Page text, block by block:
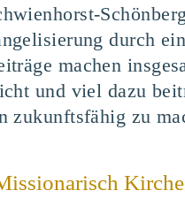
durch
machen
und viel dazu
zukunfts­fä­hig zu